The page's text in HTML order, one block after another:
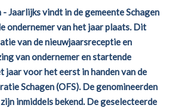
- Jaarlijks vindt in de gemeente Schagen
ondernemer van het jaar plaats. Dit
van de nieuwjaarsreceptie en
van ondernemer en startende
jaar voor het eerst in handen van de
Schagen (OFS). De genomineerden
inmiddels bekend. De geselecteerde